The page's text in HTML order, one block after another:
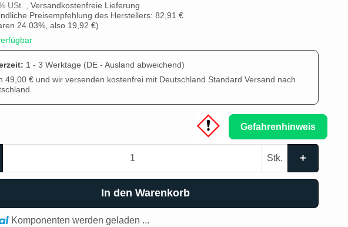
USt. , Versandkostenfreie Lieferung
Preisempfehlung des Herstellers: 82,91 €
24.03% , also 19,92 €)
1 - 3 Werktage (DE - Ausland abweichend)
49,00 € und wir versenden kostenfrei mit Deutschland Standard Versand nach
Gefahrenhinweis
Stk.
In den Warenkorb
Komponenten werden geladen ...